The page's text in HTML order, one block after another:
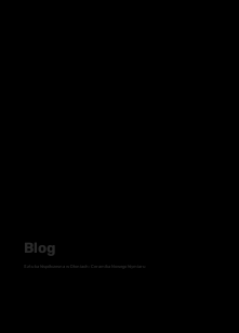
Blog
Sztuka Współczesna w Dłoniach: Ceramika Nowego Wymiaru